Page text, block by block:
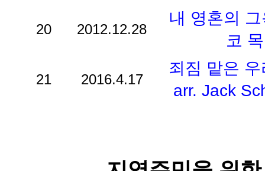
20 2012.12.28
내 영혼의
코
21 2016.4.17
죄짐 맡은
arr. Jack